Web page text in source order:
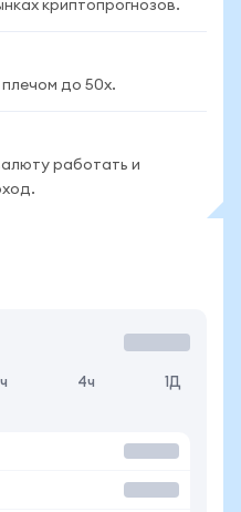
криптопрогнозов.
до 50x.
работать и
4ч 1Д